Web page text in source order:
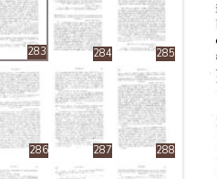
283 284 285
286 287 288